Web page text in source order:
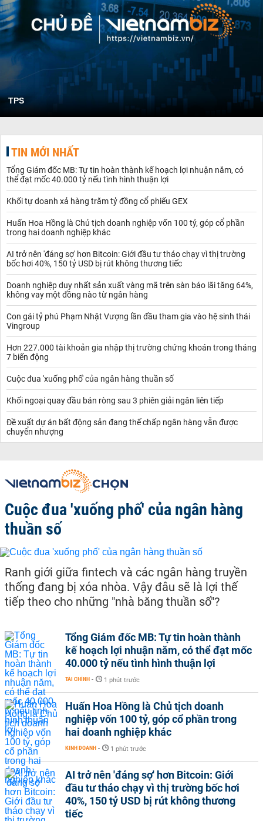
TPS
TIN MỚI NHẤT
Tổng Giám đốc MB: Tự tin hoàn thành kế hoạch lợi nhuận năm, có
thể đạt mốc 40.000 tỷ nếu tình hình thuận lợi
Khối tự doanh xả hàng trăm tỷ đồng cổ phiếu GEX
Huấn Hoa Hồng là Chủ tịch doanh nghiệp vốn 100 tỷ, góp cổ phần
trong hai doanh nghiệp khác
AI trở nên 'đáng sợ' hơn Bitcoin: Giới đầu tư tháo chạy vì thị trường
bốc hơi 40%, 150 tỷ USD bị rút không thương tiếc
Doanh nghiệp duy nhất sản xuất vàng mã trên sàn báo lãi tăng 64%,
không vay một đồng nào từ ngân hàng
Con gái tỷ phú Phạm Nhật Vượng lần đầu tham gia vào hệ sinh thái
Vingroup
Hơn 227.000 tài khoản gia nhập thị trường chứng khoán trong tháng
7 biến động
Cuộc đua 'xuống phố' của ngân hàng thuần số
Khối ngoại quay đầu bán ròng sau 3 phiên giải ngân liên tiếp
Đề xuất dự án bất động sản đang thế chấp ngân hàng vẫn được
chuyển nhượng
Cuộc đua 'xuống phố' của ngân hàng
thuần số
Ranh giới giữa fintech và các ngân hàng truyền
thống đang bị xóa nhòa. Vậy đâu sẽ là lợi thế
tiếp theo cho những "nhà băng thuần số"?
Tổng Giám đốc MB: Tự tin hoàn thành
kế hoạch lợi nhuận năm, có thể đạt mốc
40.000 tỷ nếu tình hình thuận lợi
TÀI CHÍNH - 1 phút trước
Huấn Hoa Hồng là Chủ tịch doanh
nghiệp vốn 100 tỷ, góp cổ phần trong
hai doanh nghiệp khác
KINH DOANH - 1 phút trước
AI trở nên 'đáng sợ' hơn Bitcoin: Giới
đầu tư tháo chạy vì thị trường bốc hơi
40%, 150 tỷ USD bị rút không thương
tiếc